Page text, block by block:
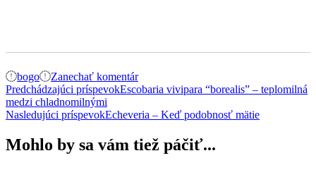
bogo Zanechať komentárk
článku
raz
elegans
Navigácia
v
Predchádzajúci príspevokEscobaria vivipara “borealis” – teplomilná
medzi chladnomilnými
Nasledujúci príspevokEcheveria – Keď podobnosť mätie
Mohlo by sa vám tiež páčiť...